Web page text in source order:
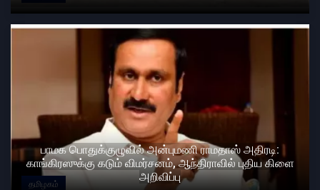
தமிழகம்
பாமக பொதுக்குழுவில் அன்புமணி ராமதாஸ் அதிரடி:
காங்கிரஸுக்கு கடும் விமர்சனம், ஆந்திராவில் புதிய கிளை
அறிவிப்பு